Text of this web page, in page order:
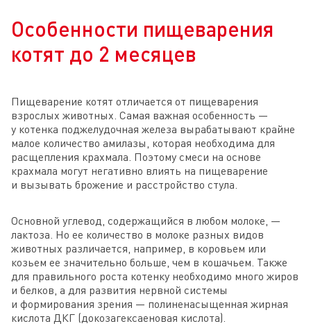
Особенности пищеварения
котят до 2 месяцев
Пищеварение котят отличается от пищеварения
взрослых животных. Самая важная особенность —
у котенка поджелудочная железа вырабатывают крайне
малое количество амилазы, которая необходима для
расщепления крахмала. Поэтому смеси на основе
крахмала могут негативно влиять на пищеварение
и вызывать брожение и расстройство стула.
Основной углевод, содержащийся в любом молоке, —
лактоза. Но ее количество в молоке разных видов
животных различается, например, в коровьем или
козьем ее значительно больше, чем в кошачьем. Также
для правильного роста котенку необходимо много жиров
и белков, а для развития нервной системы
и формирования зрения — полиненасыщенная жирная
кислота ДКГ (докозагексаеновая кислота).